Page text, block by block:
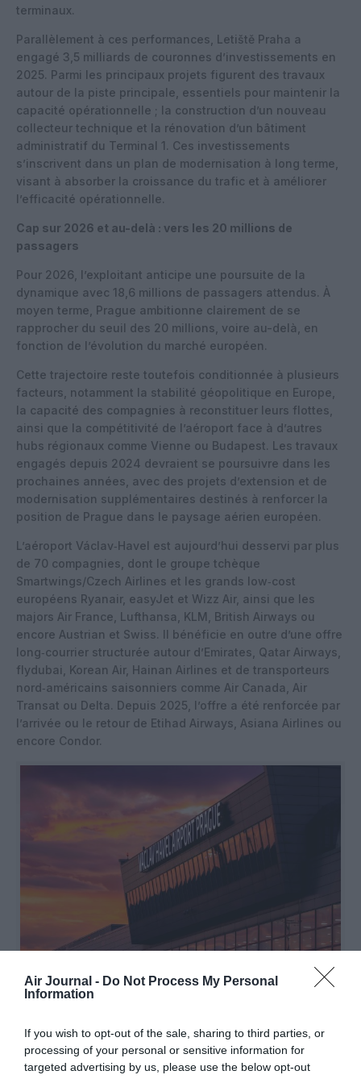
Air Journal - Do Not Process My Personal
Information
If you wish to opt-out of the sale, sharing to third parties, or
processing of your personal or sensitive information for
targeted advertising by us, please use the below opt-out
terminaux.
Parallèlement à ces performances, Letiště Praha a
engagé 3,5 milliards de couronnes d’investissements en
2025. Parmi les principaux projets figurent des travaux
autour de la piste principale, essentiels pour maintenir la
capacité opérationnelle ; la construction d’un nouveau
collecteur technique et la rénovation d’un bâtiment
administratif du Terminal 1. Ces investissements
s’inscrivent dans un plan de modernisation à long terme,
visant à absorber la croissance du trafic et à améliorer
l’efficacité opérationnelle.
Cap sur 2026 et au-delà : vers les 20 millions de
passagers
Pour 2026, l’exploitant anticipe une poursuite de la
dynamique avec 18,6 millions de passagers attendus. À
moyen terme, Prague ambitionne clairement de se
rapprocher du seuil des 20 millions, voire au-delà, en
fonction de l’évolution du marché européen.
Cette trajectoire reste toutefois conditionnée à plusieurs
facteurs, notamment la stabilité géopolitique en Europe,
la capacité des compagnies à reconstituer leurs flottes,
ainsi que la compétitivité de l’aéroport face à d’autres
hubs régionaux comme Vienne ou Budapest. Les travaux
engagés depuis 2024 devraient se poursuivre dans les
prochaines années, avec des projets d’extension et de
modernisation supplémentaires destinés à renforcer la
position de Prague dans le paysage aérien européen.
L’aéroport Václav‑Havel est aujourd’hui desservi par plus
de 70 compagnies, dont le groupe tchèque
Smartwings/Czech Airlines et les grands low‑cost
européens Ryanair, easyJet et Wizz Air, ainsi que les
majors Air France, Lufthansa, KLM, British Airways ou
encore Austrian et Swiss. Il bénéficie en outre d’une offre
long‑courrier structurée autour d’Emirates, Qatar Airways,
flydubai, Korean Air, Hainan Airlines et de transporteurs
nord‑américains saisonniers comme Air Canada, Air
Transat ou Delta. Depuis 2025, l’offre a été renforcée par
l’arrivée ou le retour de Etihad Airways, Asiana Airlines ou
encore Condor.